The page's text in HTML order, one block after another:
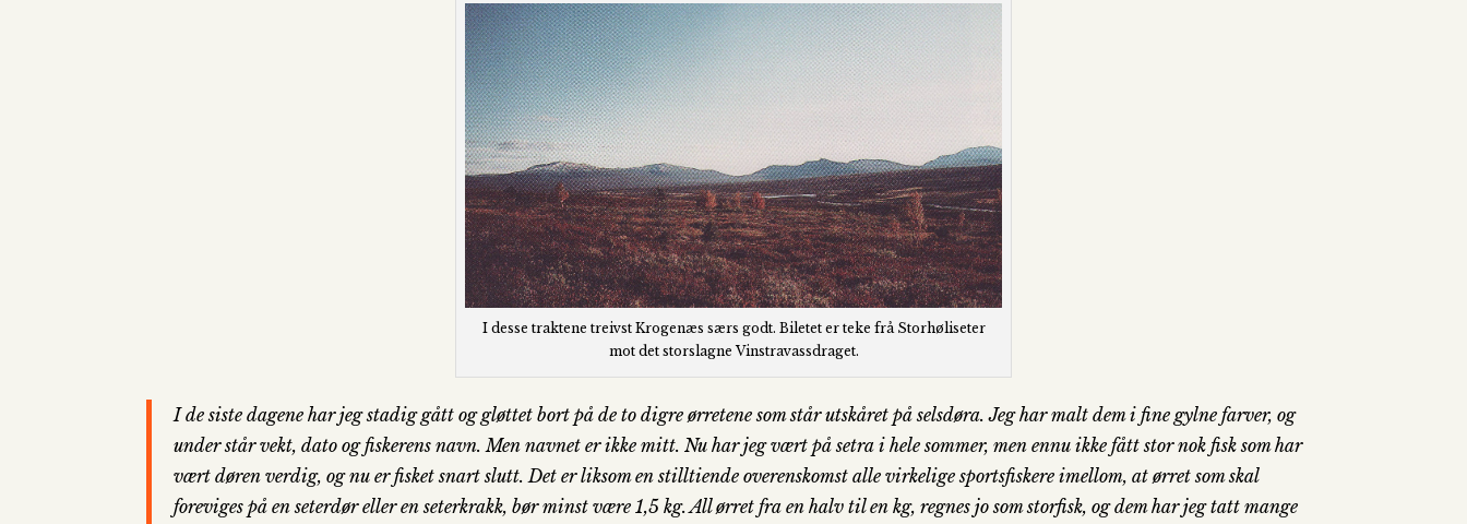
I desse traktene treivst Krogenæs særs godt. Biletet er teke frå Storhøliseter
mot det storslagne Vinstravassdraget.
I de siste dagene har jeg stadig gått og gløttet bort på de to digre ørretene som står utskåret på selsdøra. Jeg har malt dem i fine gylne farver, og
under står vekt, dato og fiskerens navn. Men navnet er ikke mitt. Nu har jeg vært på setra i hele sommer, men ennu ikke fått stor nok fisk som har
vært døren verdig, og nu er fisket snart slutt. Det er liksom en stilltiende overenskomst alle virkelige sportsfiskere imellom, at ørret som skal
foreviges på en seterdør eller en seterkrakk, bør minst være 1,5 kg. All ørret fra en halv til en kg, regnes jo som storfisk, og dem har jeg tatt mange